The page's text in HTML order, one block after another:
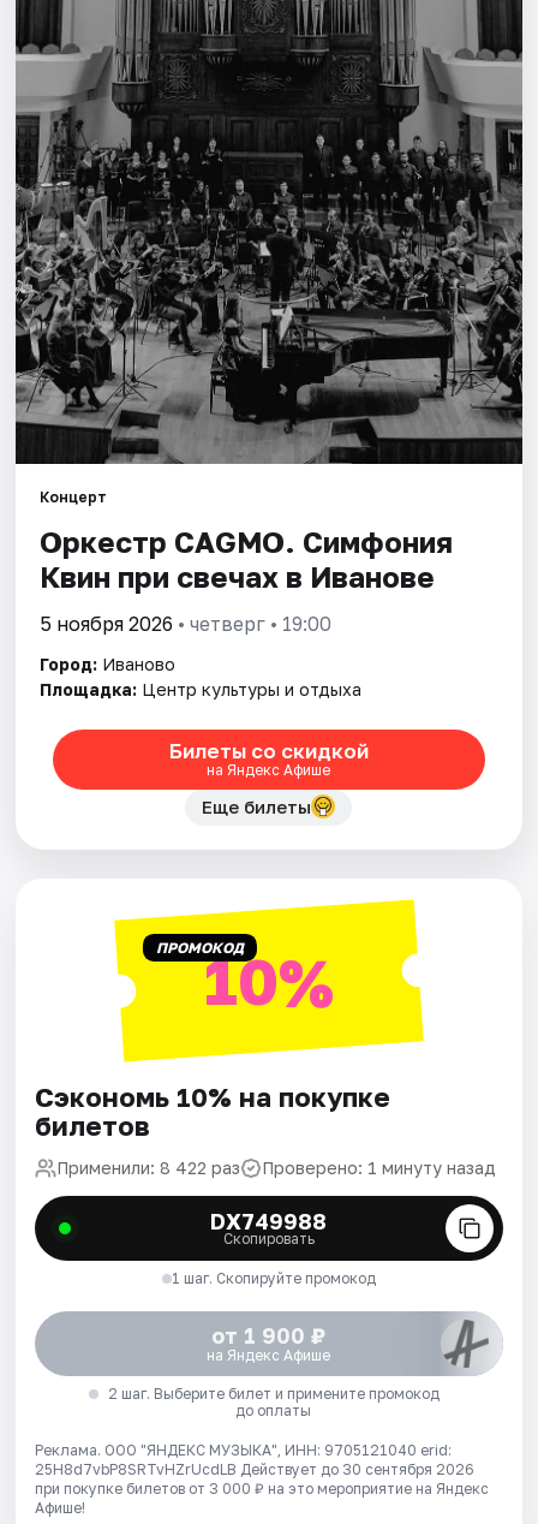
Площадки
Артисты
Рейтинги
Концерт
Оркестр CAGMO. Симфония
Квин при свечах в Иванове
5 ноября 2026 • четверг • 19:00
Город: Иваново
Площадка: Центр культуры и отдыха
Билеты со скидкой
на Яндекс Афише
Еще билеты
ПРОМОКОД10%
Сэкономь 10% на покупке
билетов
Применили: 8 422 раз Проверено: 1 минуту назад
DX749988
Скопировать
1 шаг. Скопируйте промокод
от 1 900 ₽
на Яндекс Афише
2 шаг. Выберите билет и примените промокод
до оплаты
Реклама. ООО "ЯНДЕКС МУЗЫКА", ИНН: 9705121040 erid:
25H8d7vbP8SRTvHZrUcdLB Действует до 30 сентября 2026
при покупке билетов от 3 000 ₽ на это мероприятие на Яндекс
Афише!